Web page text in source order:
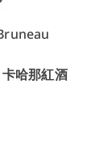
哈那紅酒